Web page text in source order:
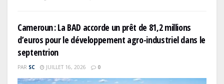
Cameroun : La BAD accorde un prêt de 81,2 millions
d’euros pour le développement agro-industriel dans le
septentrion
PAR SC JUILLET 16, 2026 0